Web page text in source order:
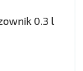
0.3 l